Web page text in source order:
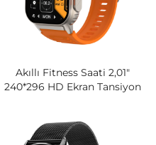
Akıllı Fitness Saati 2,01"
240*296 HD Ekran Tansiyon